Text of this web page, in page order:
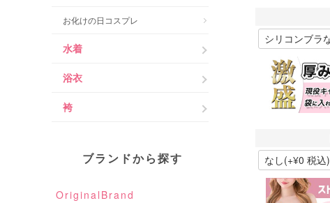
お化けの日コスプレ
水着
浴衣
袴
ブランドから探す
OriginalBrand